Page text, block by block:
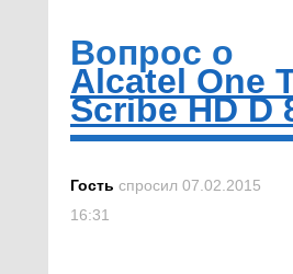
Вопрос о
Alcatel One
Scribe HD D
Гость спросил 07.02.2015
16:31